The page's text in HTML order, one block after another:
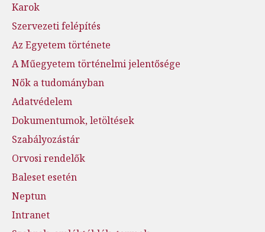
Karok
Szervezeti felépítés
Az Egyetem története
A Műegyetem történelmi jelentősége
Nők a tudományban
Adatvédelem
Dokumentumok, letöltések
Szabályozástár
Orvosi rendelők
Baleset esetén
Neptun
Intranet